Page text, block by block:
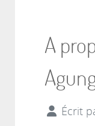
A
Écrit